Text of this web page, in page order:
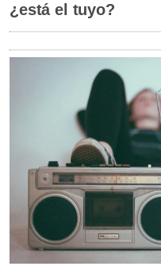
¿está el tuyo?